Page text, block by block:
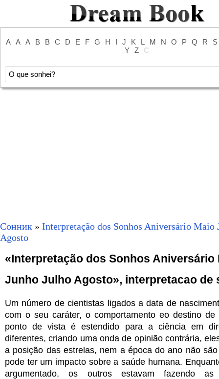
A A A B B C D E F G H I J K L M N O P Q R
S
Y Z С
Сонник » Interpretação dos Sonhos Aniversário Maio
Agosto
«Interpretação dos Sonhos Aniversário
Junho Julho Agosto», interpretacao de
Um número de cientistas ligados a data de
com o seu caráter, o comportamento eo destino
ponto de vista é estendido para a ciência em
diferentes, criando uma onda de opinião contrária,
a posição das estrelas, nem a época do ano não
pode ter um impacto sobre a saúde humana.
argumentado, os outros estavam fazendo